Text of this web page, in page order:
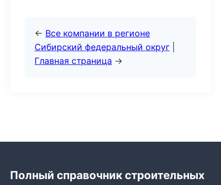
← Все компании в регионе
Сибирский федеральный округ
Главная страница →
Полный справочник строительных